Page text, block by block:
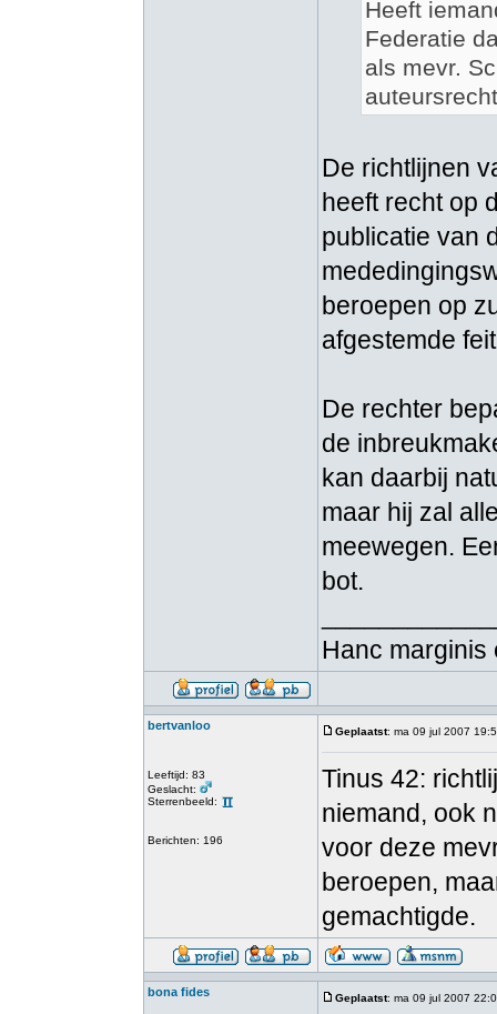
Heeft
Federatie
als mevr.
De richtlijnen
heeft recht op
publicatie van
beroepen op
afgestemde
De rechter
de
kan daarbij
maar hij zal
meewegen.
bot.
Hanc marginis
bertvanloo
Leeftijd: 83
Geslacht:
Sterrenbeeld:
Berichten: 196
Geplaatst: ma 09 jul 2007
Tinus 42:
niemand, ook
voor deze
beroepen,
gemachtigde.
bona fides Geplaatst: ma 09 jul 2007